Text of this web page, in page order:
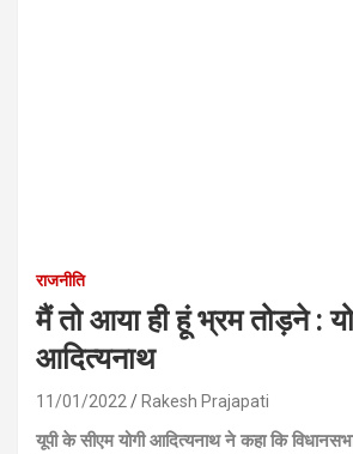
राजनीति
मैं तो आया ही हूं भ्रम तोड़ने :
आदित्यनाथ
11/01/2022 Rakesh Prajapati
यूपी के सीएम योगी आदित्यनाथ ने कहा कि